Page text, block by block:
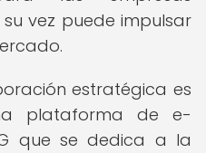
vez puede impulsar
estratégica es
plataforma de e-
que se dedica a la